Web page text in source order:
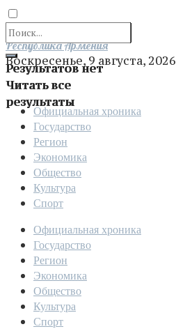
Результатов нет
Читать все
результаты
Отправить
Республика Армения
Воскресенье, 9 августа, 2026
Официальная хроника
Государство
Регион
Экономика
Общество
Культура
Спорт
Официальная хроника
Государство
Регион
Экономика
Общество
Культура
Спорт